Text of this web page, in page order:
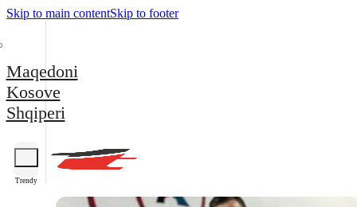
Skip to main contentSkip to footer
Maqedoni
Kosove
Shqiperi
Trendy